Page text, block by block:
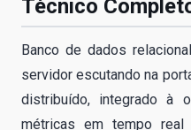
Técnico
Banco de dados
servidor escutando na
distribuído, integrado à
métricas em tempo